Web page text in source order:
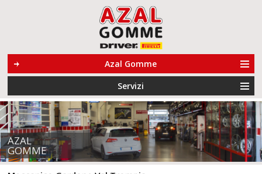
Azal Gomme
Servizi
AZAL
GOMME